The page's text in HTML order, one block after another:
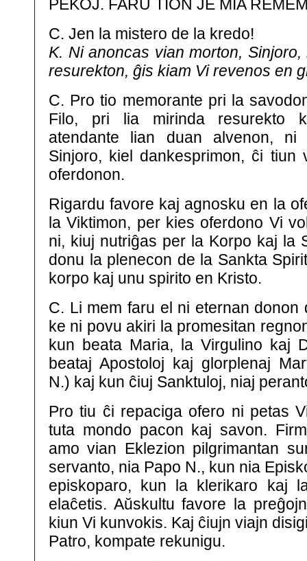
PEKOJ. FARU TION JE MIA
C. Jen la mistero de la kredo!
K. Ni anoncas vian morton,
resurekton, ĝis kiam Vi revenos en
C. Pro tio memorante pri la
Filo, pri lia mirinda resurekto
atendante lian duan alvenon,
Sinjoro, kiel dankesprimon, ĉi tiun
oferdonon.
Rigardu favore kaj agnosku en la
la Viktimon, per kies oferdono Vi
ni, kiuj nutriĝas per la Korpo kaj la
donu la plenecon de la Sankta
korpo kaj unu spirito en Kristo.
C. Li mem faru el ni eternan donon
ke ni povu akiri la promesitan
kun beata Maria, la Virgulino kaj
beataj Apostoloj kaj glorplenaj
N.) kaj kun ĉiuj Sanktuloj, niaj
Pro tiu ĉi repaciga ofero ni petas
tuta mondo pacon kaj savon.
amo vian Eklezion pilgrimantan
servanto, nia Papo N., kun nia
episkoparo, kun la klerikaro kaj
elaĉetis. Aŭskultu favore la
kiun Vi kunvokis. Kaj ĉiujn viajn
Patro, kompate rekunigu.